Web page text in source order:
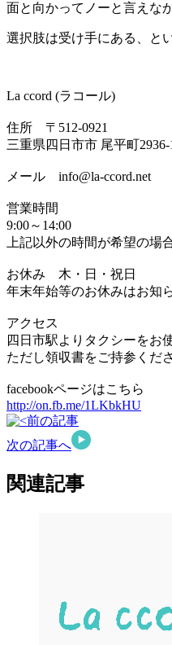
面と向かってノーと言えな
選択肢は受け手にある、と
La ccord (ラコール)
住所 〒512-0921
三重県四日市市 尾平町2936-
メール info@la-ccord.net
営業時間
9:00～14:00
上記以外の時間が希望の場
お休み 木・日・祝日
年末年始等のお休みはお知
アクセス
四日市駅よりタクシーをお
ただし領収書をご持参くださ
facebookページはこちら
http://on.fb.me/1LKbkHU
前の記事
次の記事へ
関連記事